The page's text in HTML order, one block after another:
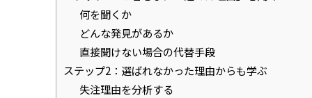
何を聞くか
どんな発見があるか
直接聞けない場合の代替手段
ステップ2：選ばれなかった理由からも学ぶ
失注理由を分析する